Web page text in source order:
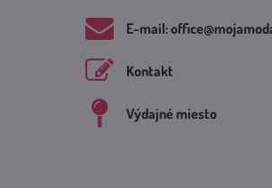
E-mail:
Kontakt
Výdajné miesto